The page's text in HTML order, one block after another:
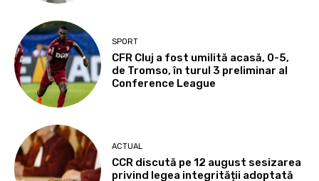
SPORT
CFR Cluj a fost umilită acasă, 0-5,
de Tromso, în turul 3 preliminar al
Conference League
ACTUAL
CCR discută pe 12 august sesizarea
privind legea integrității adoptată